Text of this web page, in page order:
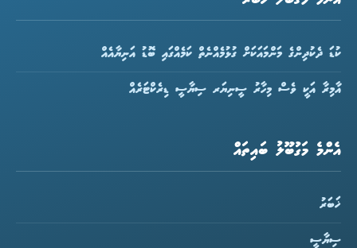
ކުޑަ ދެކުދިންގެ މަންމައަކަށް ގުޅުމެއްނެތް ކަމެއްގައި ބޮޑު އަނިޔާއެއް
އާމިރާ އަކީ ވެސް މިހާރު ސީނިޔަރ ސިޔާސީ ޑިރެކްޓަރެއް
އެންމެ މަގުބޫލު ބައިތައް
ޚަބަރު
ސިޔާސީ